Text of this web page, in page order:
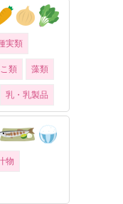
実類
類 藻類
乳・乳製品
物